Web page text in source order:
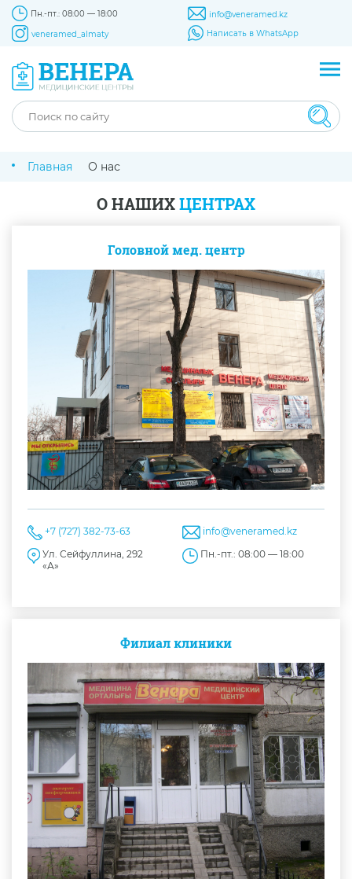
Пн.-пт.: 08:00 — 18:00
info@veneramed.kz
veneramed_almaty
Написать в WhatsApp
Главная О нас
О НАШИХЦЕНТРАХ
Головной мед. центр
+7 (727) 382-73-63
info@veneramed.kz
Ул. Сейфуллина, 292
«А»
Пн.-пт.: 08:00 — 18:00
Филиал клиники